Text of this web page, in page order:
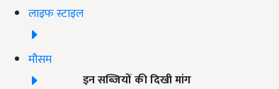
लाइफ स्टाइल
मौसम
इन सब्जियों की दिखी मांग